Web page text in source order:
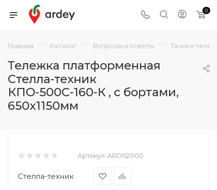
0
Главная — Каталог — Вопросы и ответы — Тачки и
Тележка платформенная
Стелла-техник
КПО-500С-160-К , с бортами,
650х1150мм
Артикул: ARD152000
Стелла-техник